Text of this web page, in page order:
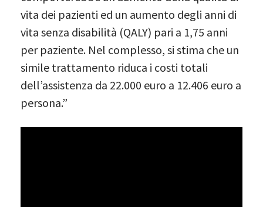
vita dei pazienti ed un aumento degli anni di
vita senza disabilità (QALY) pari a 1,75 anni
per paziente. Nel complesso, si stima che un
simile trattamento riduca i costi totali
dell’assistenza da 22.000 euro a 12.406 euro a
persona.”